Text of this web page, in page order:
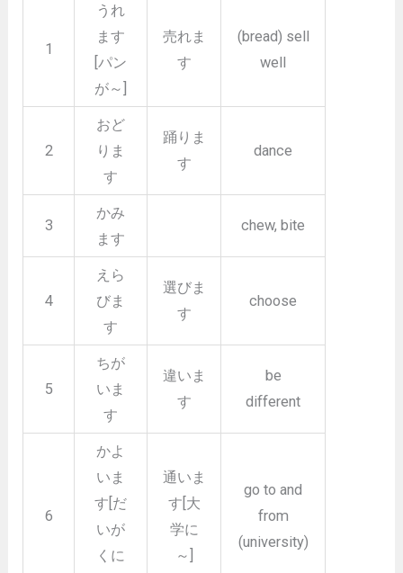
1
うれ
ます
[パン
が～]
売れま
す
(bread) sell
well
2
おど
りま
す
踊りま
す
dance
3
かみ
ます
chew, bite
4
えら
びま
す
選びま
す
choose
5
ちが
いま
す
違いま
す
be
different
6
かよ
いま
す[だ
いが
くに
通いま
す[大
学に
～]
go to and
from
(university)